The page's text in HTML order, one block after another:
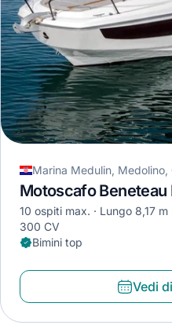
Marina Medulin, Medolino,
10 ospiti max. Lungo 8,17 m
300 CV
Bimini top
Vedi